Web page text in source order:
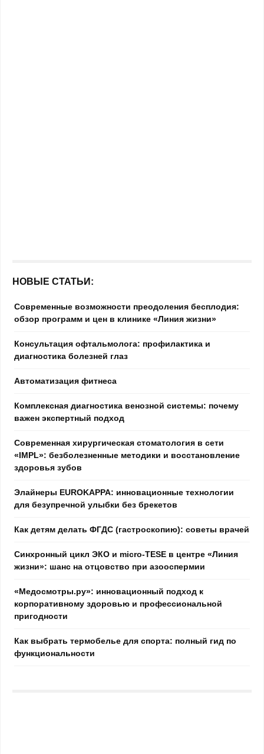
НОВЫЕ СТАТЬИ:
Современные возможности преодоления бесплодия:
обзор программ и цен в клинике «Линия жизни»
Консультация офтальмолога: профилактика и
диагностика болезней глаз
Автоматизация фитнеса
Комплексная диагностика венозной системы: почему
важен экспертный подход
Современная хирургическая стоматология в сети
«IMPL»: безболезненные методики и восстановление
здоровья зубов
Элайнеры EUROKAPPA: инновационные технологии
для безупречной улыбки без брекетов
Как детям делать ФГДС (гастроскопию): советы врачей
Синхронный цикл ЭКО и micro-TESE в центре «Линия
жизни»: шанс на отцовство при азооспермии
«Медосмотры.ру»: инновационный подход к
корпоративному здоровью и профессиональной
пригодности
Как выбрать термобелье для спорта: полный гид по
функциональности